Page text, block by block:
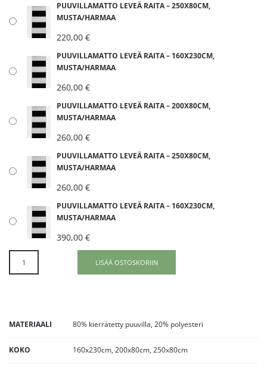
PUUVILLAMATTO LEVEÄ RAITA – 250X80CM,
MUSTA/HARMAA
220,00 €
PUUVILLAMATTO LEVEÄ RAITA – 160X230CM,
MUSTA/HARMAA
260,00 €
PUUVILLAMATTO LEVEÄ RAITA – 200X80CM,
MUSTA/HARMAA
260,00 €
PUUVILLAMATTO LEVEÄ RAITA – 250X80CM,
MUSTA/HARMAA
260,00 €
PUUVILLAMATTO LEVEÄ RAITA – 160X230CM,
MUSTA/HARMAA
390,00 €
LISÄÄ OSTOSKORIIN
MATERIAALI 80% kierrätetty puuvilla, 20% polyesteri
KOKO 160x230cm, 200x80cm, 250x80cm